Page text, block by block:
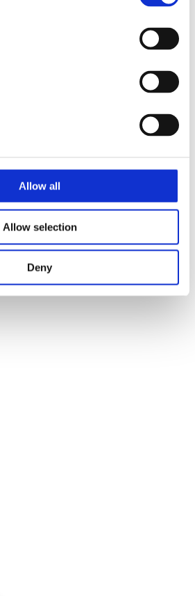
Allow all
Allow selection
Deny